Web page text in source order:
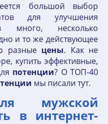
большой выбор
для улучшения
много, несколько
и то же действующее
разные цены. Как не
купить эффективные,
потенции? О ТОП-40
мы писали тут.
мужской
в интернет-